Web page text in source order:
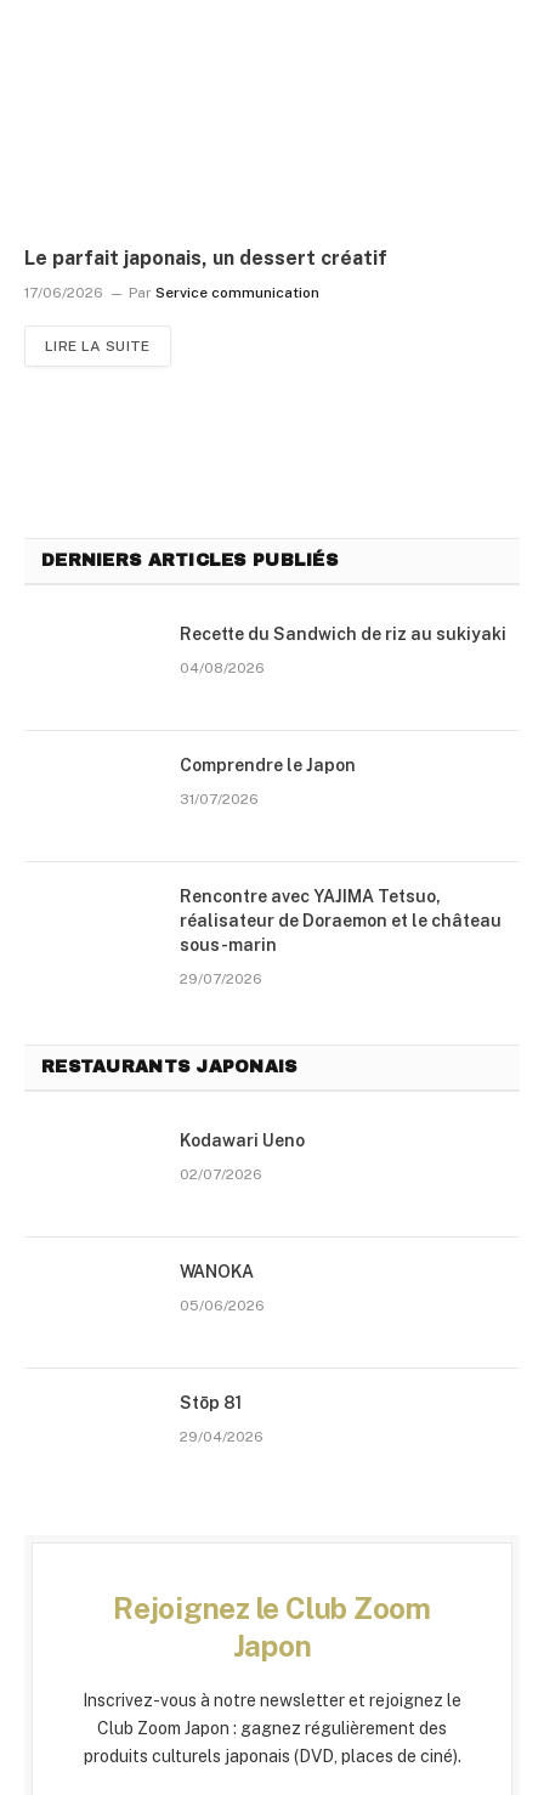
Le parfait japonais, un dessert créatif
17/06/2026 Par Service communication
LIRE LA SUITE
DERNIERS ARTICLES PUBLIÉS
Recette du Sandwich de riz au sukiyaki
04/08/2026
Comprendre le Japon
31/07/2026
Rencontre avec YAJIMA Tetsuo,
réalisateur de Doraemon et le château
sous-marin
29/07/2026
RESTAURANTS JAPONAIS
Kodawari Ueno
02/07/2026
WANOKA
05/06/2026
Stōp 81
29/04/2026
Rejoignez le Club Zoom
Japon
Inscrivez-vous à notre newsletter et rejoignez le
Club Zoom Japon : gagnez régulièrement des
produits culturels japonais (DVD, places de ciné).